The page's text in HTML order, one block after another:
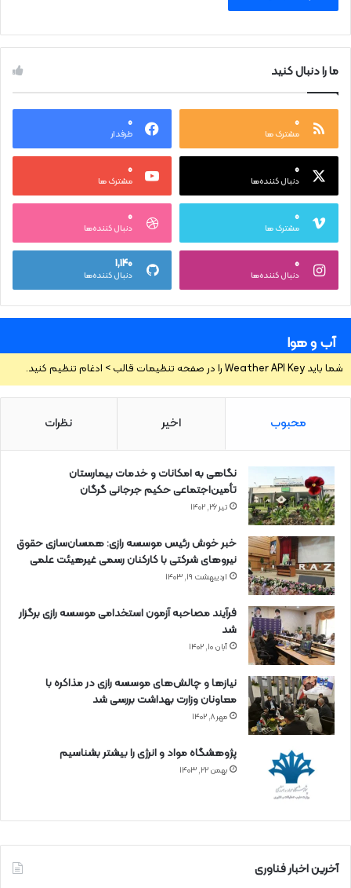
ما را دنبال کنید
۰
مشترک ها
۰
طرفدار
۰
دنبال کننده‌ها
۰
مشترک ها
۰
مشترک ها
۰
دنبال کننده‌ها
۰
دنبال کننده‌ها
۱,۱۴۰
دنبال کننده‌ها
آب و هوا
شما باید Weather API Key را در صفحه تنظیمات قالب > ادغام تنظیم کنید.
محبوب اخیر نظرات
نگاهی به امکانات و خدمات بیمارستان
تأمین‌اجتماعی حکیم جرجانی گرگان
تیر ۲۶, ۱۴۰۲
خبر خوش رئیس موسسه رازی: همسان‌سازی حقوق
نیروهای شرکتی با کارکنان رسمی غیرهیئت علمی
اردیبهشت ۱۹, ۱۴۰۳
فرآیند مصاحبه آزمون استخدامی موسسه رازی برگزار
شد
آبان ۱۰, ۱۴۰۲
نیازها و چالش‌های موسسه رازی در مذاکره با
معاونان وزارت بهداشت بررسی شد
مهر ۸, ۱۴۰۲
پژوهشگاه مواد و انرژی را بیشتر بشناسیم
بهمن ۲۲, ۱۴۰۳
آخرین اخبار فناوری